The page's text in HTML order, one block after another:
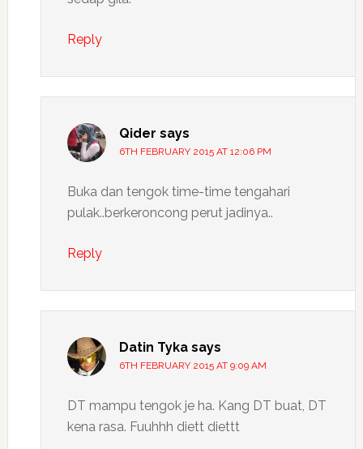
Reply
Qider says
6TH FEBRUARY 2015 AT 12:06 PM
Buka dan tengok time-time tengahari
pulak..berkeroncong perut jadinya..
Reply
Datin Tyka says
6TH FEBRUARY 2015 AT 9:09 AM
DT mampu tengok je ha. Kang DT buat, DT
kena rasa. Fuuhhh diett diettt